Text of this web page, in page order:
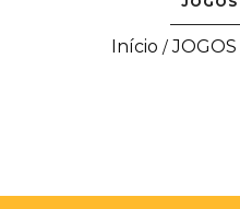
Início / JOGOS